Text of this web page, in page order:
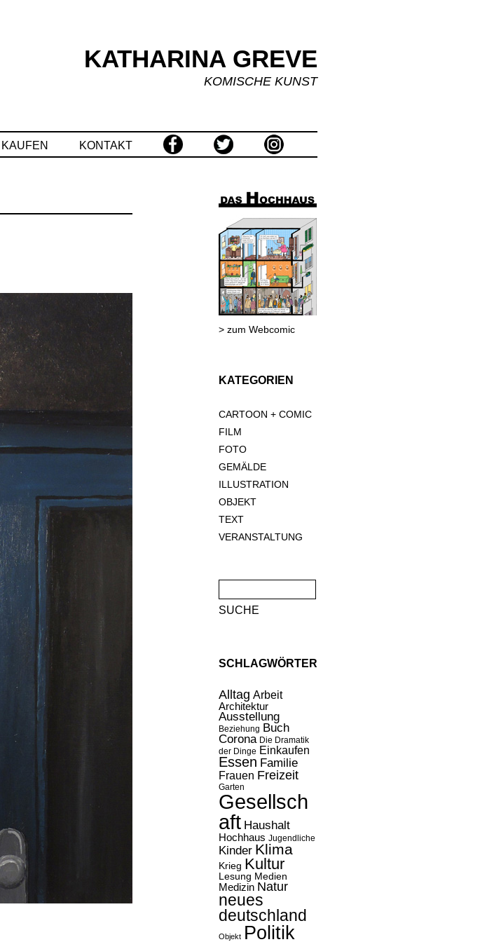
KATHARINA GREVE
KOMISCHE KUNST
KAUFEN KONTAKT
> zum Webcomic
KATEGORIEN
CARTOON + COMIC
FILM
FOTO
GEMÄLDE
ILLUSTRATION
OBJEKT
TEXT
VERANSTALTUNG
nach:
SCHLAGWÖRTER
Alltag Arbeit
Architektur
Ausstellung
Beziehung Buch
Corona Die Dramatik
der Dinge Einkaufen
Essen Familie
Frauen Freizeit
Garten
Gesellsch
aft Haushalt
Hochhaus Jugendliche
Kinder Klima
Krieg Kultur
Lesung Medien
Medizin Natur
neues
deutschland
Objekt Politik